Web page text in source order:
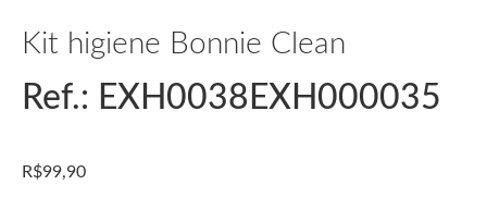
Kit higiene Bonnie Clean
Ref.: EXH0038EXH000035
R$99,90